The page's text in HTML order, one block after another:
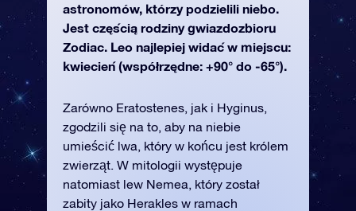
astronomów, którzy podzielili niebo.
Jest częścią rodziny gwiazdozbioru
Zodiac. Leo najlepiej widać w miejscu:
kwiecień (współrzędne: +90° do -65°).
Zarówno Eratostenes, jak i Hyginus,
zgodzili się na to, aby na niebie
umieścić lwa, który w końcu jest królem
zwierząt. W mitologii występuje
natomiast lew Nemea, który został
zabity jako Herakles w ramach